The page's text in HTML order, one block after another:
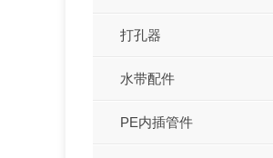
打孔器
水带配件
PE内插管件